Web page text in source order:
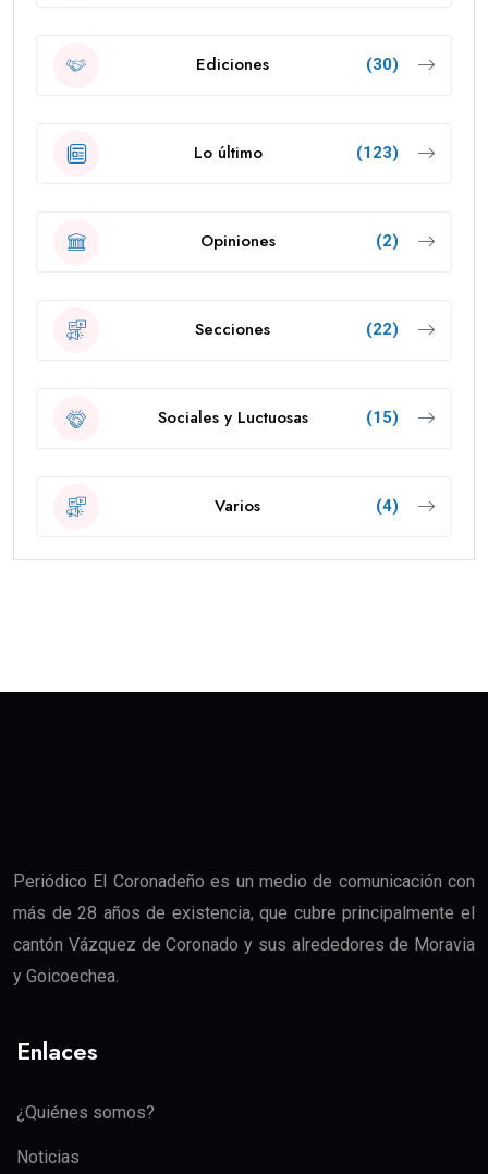
Ediciones (30)
Lo último (123)
Opiniones (2)
Secciones (22)
Sociales y Luctuosas (15)
Varios (4)
Periódico El Coronadeño es un medio de comunicación con
más de 28 años de existencia, que cubre principalmente el
cantón Vázquez de Coronado y sus alrededores de Moravia
y Goicoechea.
Enlaces
¿Quiénes somos?
Noticias